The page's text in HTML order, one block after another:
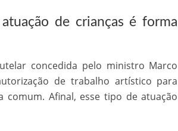
I na Independência do Brasil
de crianças é forma
concedida pelo ministro Marco
de trabalho artístico para
comum. Afinal, esse tipo de atuação